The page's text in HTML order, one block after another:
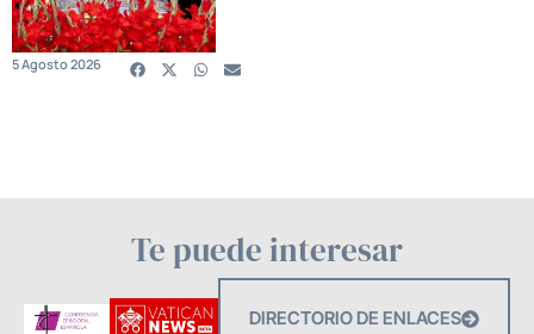
5 Agosto 2026
Te puede interesar
DIRECTORIO DE ENLACES